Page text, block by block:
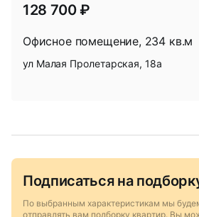
128 700 ₽
Офисное помещение, 234 кв.м
ул Малая Пролетарская, 18а
Подписаться на
По выбранным характеристикам мы
отправлять вам подборку квартир. Вы